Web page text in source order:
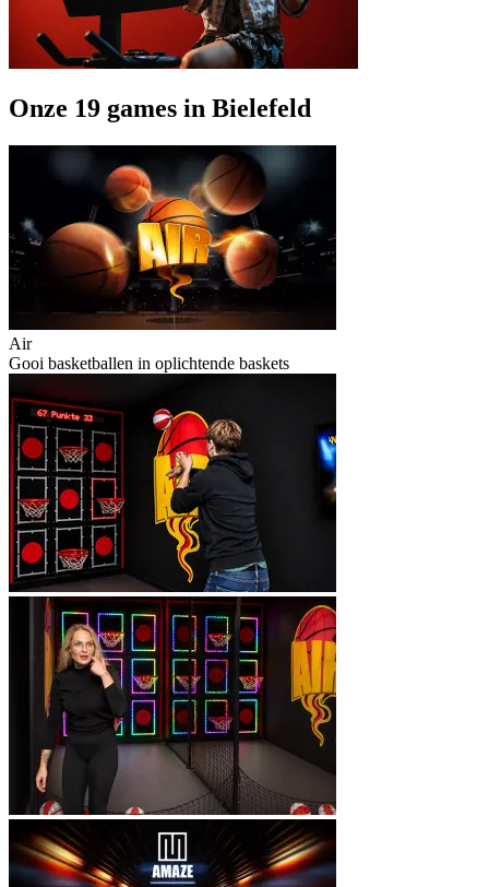
Onze 19 games in Bielefeld
Air
Gooi basketballen in oplichtende baskets